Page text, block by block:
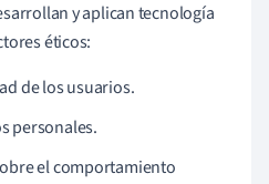
y aplican tecnología
éticos:
de los usuarios.
personales.
el comportamiento